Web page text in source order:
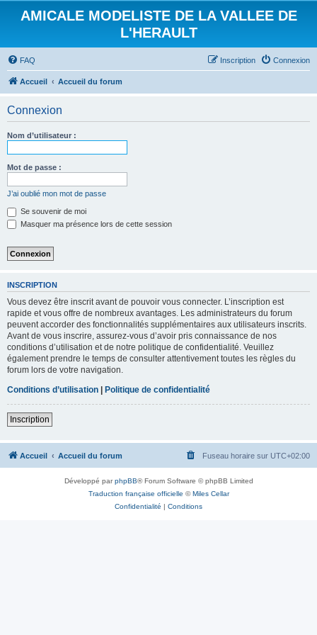
AMICALE MODELISTE DE LA VALLEE DE
L'HERAULT
FAQ Connexion
Inscription
Accueil Accueil du forum
Connexion
Nom d’utilisateur :
Mot de passe :
J’ai oublié mon mot de passe
Se souvenir de moi
Masquer ma présence lors de cette session
INSCRIPTION
Vous devez être inscrit avant de pouvoir vous connecter. L’inscription est
rapide et vous offre de nombreux avantages. Les administrateurs du forum
peuvent accorder des fonctionnalités supplémentaires aux utilisateurs inscrits.
Avant de vous inscrire, assurez-vous d’avoir pris connaissance de nos
conditions d’utilisation et de notre politique de confidentialité. Veuillez
également prendre le temps de consulter attentivement toutes les règles du
forum lors de votre navigation.
Conditions d’utilisation | Politique de confidentialité
Inscription
Accueil Accueil du forum Fuseau horaire sur UTC+02:00
Développé parphpBB® Forum Software © phpBB Limited
Traduction française officielle ©Miles Cellar
Confidentialité | Conditions